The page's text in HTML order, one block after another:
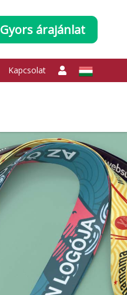
Gyors árajánlat
Kapcsolat